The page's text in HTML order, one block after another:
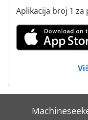
Aplikacija broj 1 za